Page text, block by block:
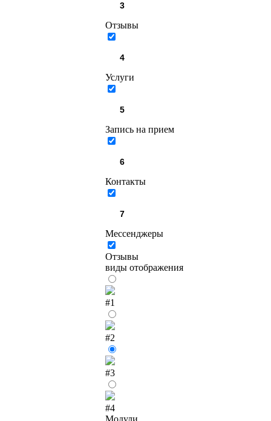
Отзывы
Услуги
Запись на прием
Контакты
Мессенджеры
Отзывы
виды отображения
#1
#2
#3
#4
Модули